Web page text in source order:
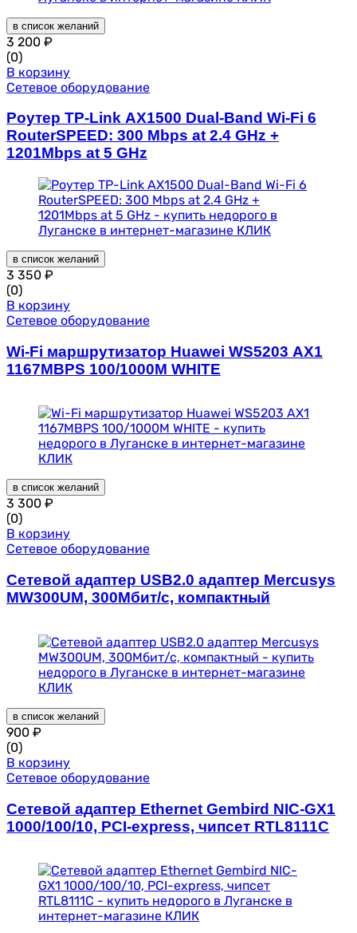
в список желаний
3 200 ₽
(0)
В корзину
Сетевое оборудование
Роутер TP-Link AX1500 Dual-Band Wi-Fi 6
RouterSPEED: 300 Mbps at 2.4 GHz +
1201Mbps at 5 GHz
в список желаний
3 350 ₽
(0)
В корзину
Сетевое оборудование
Wi-Fi маршрутизатор Huawei WS5203 AX1
1167MBPS 100/1000M WHITE
в список желаний
3 300 ₽
(0)
В корзину
Сетевое оборудование
Сетевой адаптер USB2.0 адаптер Mercusys
MW300UM, 300Мбит/с, компактный
в список желаний
900 ₽
(0)
В корзину
Сетевое оборудование
Сетевой адаптер Ethernet Gembird NIC-GX1
1000/100/10, PCI-express, чипсет RTL8111C